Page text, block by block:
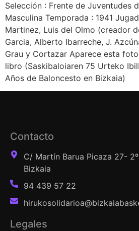
Selección : Frente de Juventudes
Masculina Temporada : 1941
Martinez, Luis del Olmo (creador
Garcia, Alberto Ibarreche, J.
Grau y Cortazar Aparece esta
libro (Saskibaloiaren 75 Urteko
Años de Baloncesto en Bizkaia)
Contacto
C/ Martín Barua Picaza 27-
Bizkaia
94 439 57 22
Legales